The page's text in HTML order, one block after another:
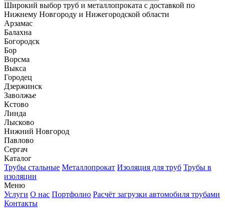
Широкий выбор труб и металлопроката с доставкой по
Нижнему Новгороду и Нижегородской области
Арзамас
Балахна
Богородск
Бор
Ворсма
Выкса
Городец
Дзержинск
Заволжье
Кстово
Линда
Лысково
Нижний Новгород
Павлово
Сергач
Каталог
Трубы стальные Металлопрокат Изоляция для труб Трубы в
изоляции
Меню
Услуги О нас Портфолио Расчёт загрузки автомобиля трубами
Контакты